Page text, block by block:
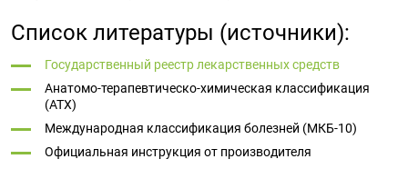
Список литературы (источники):
Государственный реестр лекарственных средств
Анатомо-терапевтическо-химическая классификация
(ATX)
Международная классификация болезней (МКБ-10)
Официальная инструкция от производителя